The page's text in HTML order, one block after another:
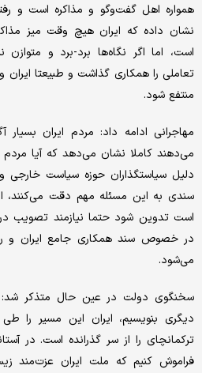
همواره اهل گفت‌وگو و مذاکره است و
نشان داده که ایران هیچ وقت میز
است، اما اگر نگاه‌ها برد-برد و
تعاملی را همکاری گذاشت و طبیعتا ایران و
منتفع شود.
مهاجرانی ادامه داد: مردم ایران
می‌دهند کاملا نشان می‌دهد که آیا
دلیل سیاستگذاران حوزه سیاست
سندی به این مسئله مهم دقت می‌کنند،
است تدوین شود حتما نیازمند تصویب
در خصوص سند همکاری جامع ایران و
می‌شود.
سخنگوی دولت در عین حال متذکر شد:
دیگری بنویسیم، ایران این مسیر را
ترکمانچای را از سر گذرانده است. در
فراموش کنیم که ملت ایران عزت‌مند